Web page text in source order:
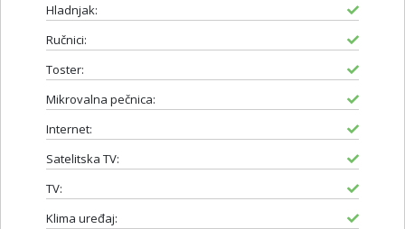
Hladnjak:
Ručnici:
Toster:
Mikrovalna pečnica:
Internet:
Satelitska TV:
TV:
Klima uređaj: